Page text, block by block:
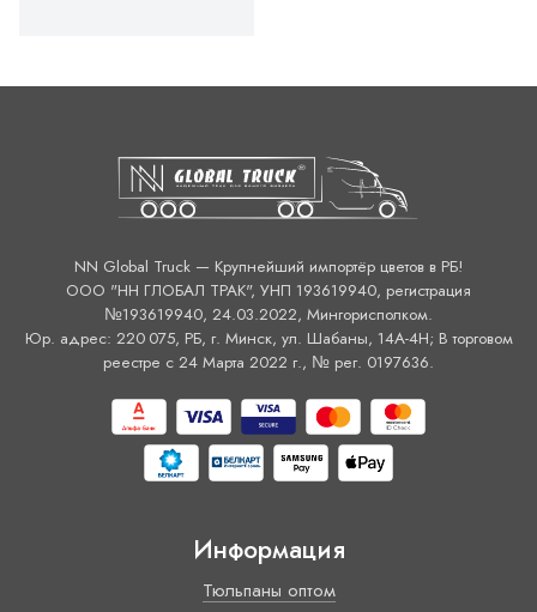
NN Global Truck — Крупнейший импортёр цветов в РБ!
ООО "НН ГЛОБАЛ ТРАК", УНП 193619940, регистрация
№193619940, 24.03.2022, Мингорисполком.
Юр. адрес: 220 075, РБ, г. Минск, ул. Шабаны, 14А-4H; В торговом
реестре с 24 Марта 2022 г., № рег. 0197636.
Информация
Тюльпаны оптом